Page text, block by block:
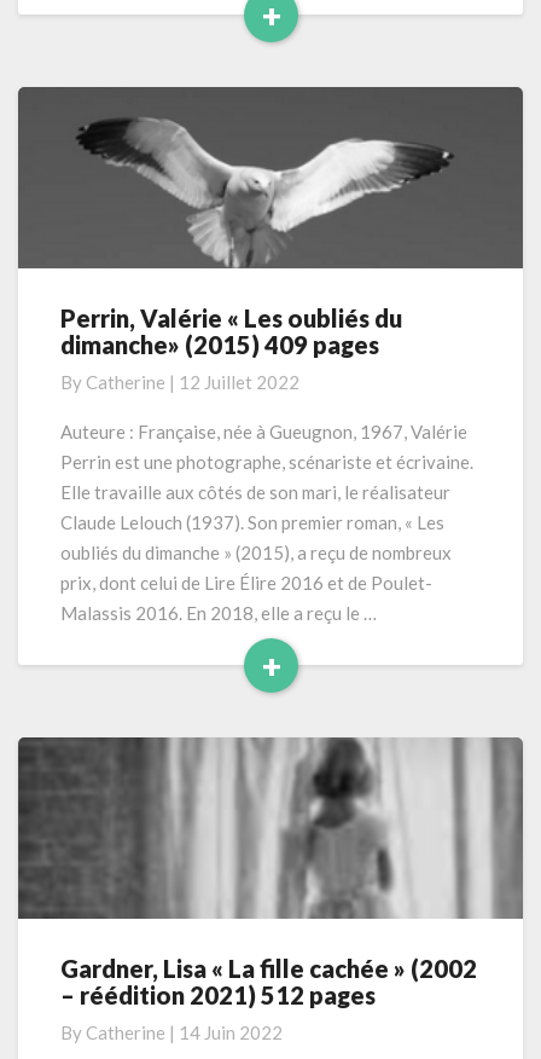
sœurs
2
+
Read
Perrin,
Valérie
Les
oubliés
dimanche»
(2015)
409
pages
Perrin, Valérie « Les oubliés du
dimanche» (2015) 409 pages
By Catherine | 12 Juillet 2022
Auteure : Française, née à Gueugnon, 1967, Valérie
Perrin est une photographe, scénariste et écrivaine.
Elle travaille aux côtés de son mari, le réalisateur
Claude Lelouch (1937). Son premier roman, « Les
oubliés du dimanche » (2015), a reçu de nombreux
prix, dont celui de Lire Élire 2016 et de Poulet-
Malassis 2016. En 2018, elle a reçu le …
+
Read
Gardner,
Lisa
La
Gardner, Lisa « La fille cachée » (2002
– réédition 2021) 512 pages
By Catherine | 14 Juin 2022